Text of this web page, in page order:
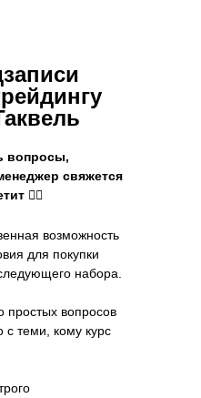
вопросы,
свяжется
👌🏻
возможность
для покупки
набора.
простых вопросов
с теми, кому курс